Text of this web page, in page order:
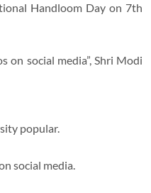
Handloom Day on 7th
on social media”, Shri Modi
popular.
social media.